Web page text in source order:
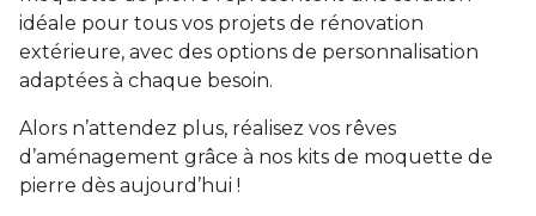
idéale pour tous vos projets de rénovation
extérieure, avec des options de personnalisation
adaptées à chaque besoin.
Alors n’attendez plus, réalisez vos rêves
d’aménagement grâce à nos kits de moquette de
pierre dès aujourd’hui !